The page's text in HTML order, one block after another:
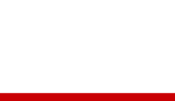
Cumhuriyet Çevre